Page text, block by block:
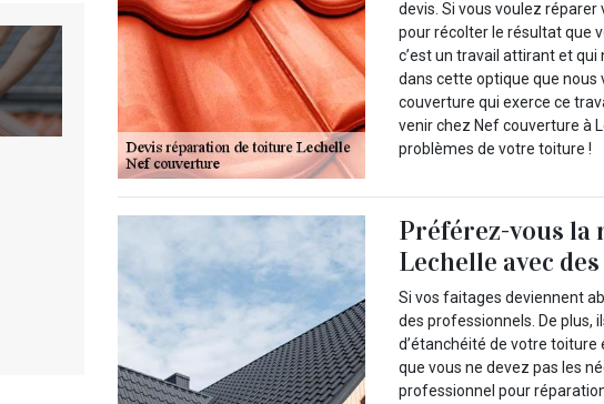
devis. Si vous voulez réparer
pour récolter le résultat que
c’est un travail attirant et qui
dans cette optique que
couverture qui exerce ce
venir chez Nef couverture à
problèmes de votre toiture !
Préférez-vous la
Lechelle avec
Si vos faitages deviennent
des professionnels. De plus,
d’étanchéité de votre toiture
que vous ne devez pas les
professionnel pour